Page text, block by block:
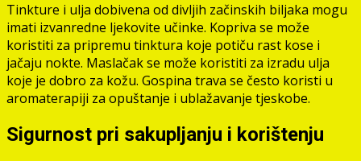
Tinkture i ulja dobivena od divljih začinskih biljaka mogu
imati izvanredne ljekovite učinke. Kopriva se može
koristiti za pripremu tinktura koje potiču rast kose i
jačaju nokte. Maslačak se može koristiti za izradu ulja
koje je dobro za kožu. Gospina trava se često koristi u
aromaterapiji za opuštanje i ublažavanje tjeskobe.
Sigurnost pri sakupljanju i korištenju